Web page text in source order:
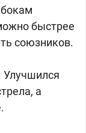
быстрее
союзников.
а